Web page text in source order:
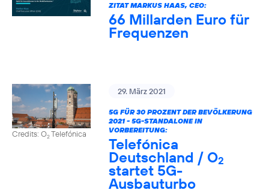
ZITAT MARKUS HAAS, CEO:
66 Millarden Euro für
Frequenzen
Credits: O2Telefónica
29. März 2021
5G FÜR 30 PROZENT DER BEVÖLKERUNG
2021 - 5G-STANDALONE IN
VORBEREITUNG:
Telefónica
Deutschland / O2
startet 5G-
Ausbauturbo